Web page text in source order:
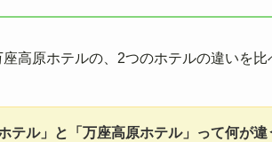
高原ホテルの、2つのホテルの違いを比
テル」と「万座高原ホテル」って何が違